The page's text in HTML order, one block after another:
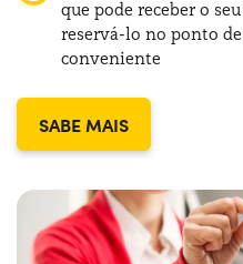
que pode receber o
reservá-lo no ponto
conveniente
SABE MAIS